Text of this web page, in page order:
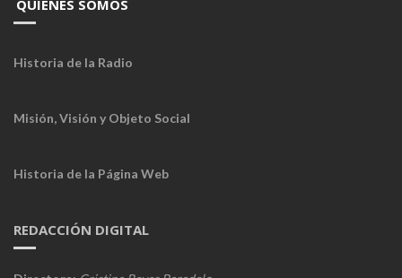
QUIÉNES SOMOS
Historia de la Radio
Misión, Visión y Objeto Social
Historia de la Página Web
REDACCIÓN DIGITAL